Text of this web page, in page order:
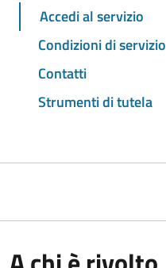
Accedi al servizio
Condizioni di servizio
Contatti
Strumenti di tutela